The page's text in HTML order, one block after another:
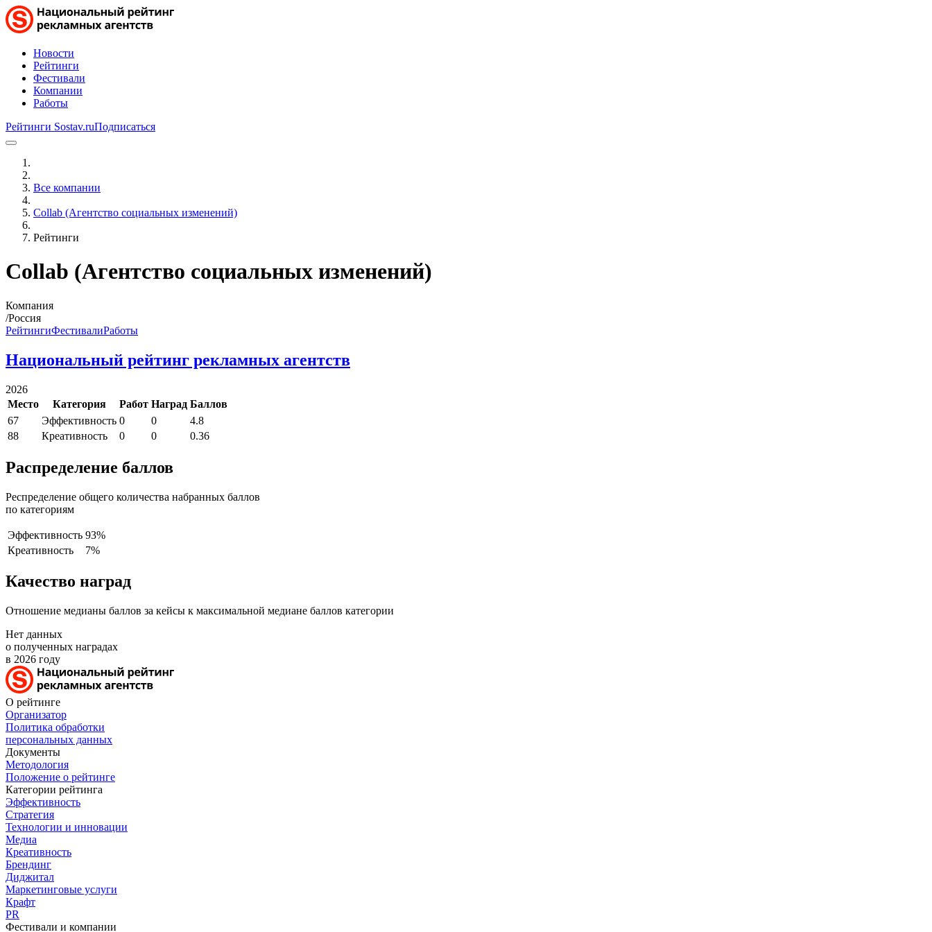
Новости
Рейтинги
Фестивали
Компании
Работы
Рейтинги Sostav.ruПодписаться
Все компании
Collab (Агентство социальных изменений)
Рейтинги
Collab (Агентство социальных изменений)
Компания
/Россия
РейтингиФестивалиРаботы
Национальный рейтинг рекламных агентств
2026
Место
Категория Работ Наград Баллов
67
Эффективность 0 0
4.8
88
Креативность 0 0 0.36
Распределение баллов
Респределение общего количества набранных баллов
по категориям
Эффективность 93%
Креативность
7%
Качество наград
Отношение медианы баллов за кейсы к максимальной медиане баллов категории
Нет данных
о полученных наградах
в 2026 году
О рейтинге
Организатор
Политика обработки
персональных данных
Документы
Методология
Положение о рейтинге
Категории рейтинга
Эффективность
Стратегия
Технологии и инновации
Медиа
Креативность
Брендинг
Диджитал
Маркетинговые услуги
Крафт
PR
Фестивали и компании